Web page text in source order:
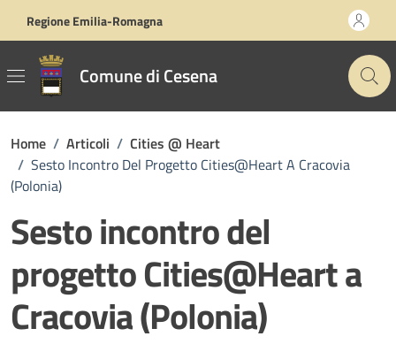
Regione Emilia-Romagna
Comune di Cesena
Home / Articoli / Cities @ Heart
/ Sesto Incontro Del Progetto Cities@Heart A Cracovia
(Polonia)
Sesto incontro del
progetto Cities@Heart a
Cracovia (Polonia)